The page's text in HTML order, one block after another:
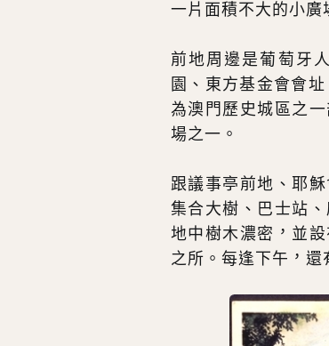
一片面積不大的小廣
前地周邊是葡萄牙
園、東方基金會會
為澳門歷史城區之
場之一。
跟議事亭前地、耶
集合大樹、巴士站
地中樹木濃密，並
之所。每逢下午，還